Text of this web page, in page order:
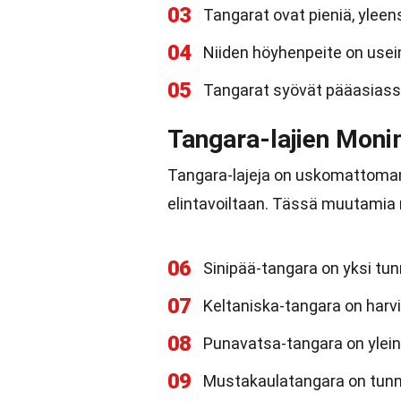
03 Tangarat ovat pieniä,
04 Niiden höyhenpeite on
05 Tangarat syövät
Tangara-lajien
Tangara-lajeja on
elintavoiltaan. Tässä
06 Sinipää-tangara on yksi
07 Keltaniska-tangara on
08 Punavatsa-tangara on
09 Mustakaulatangara on